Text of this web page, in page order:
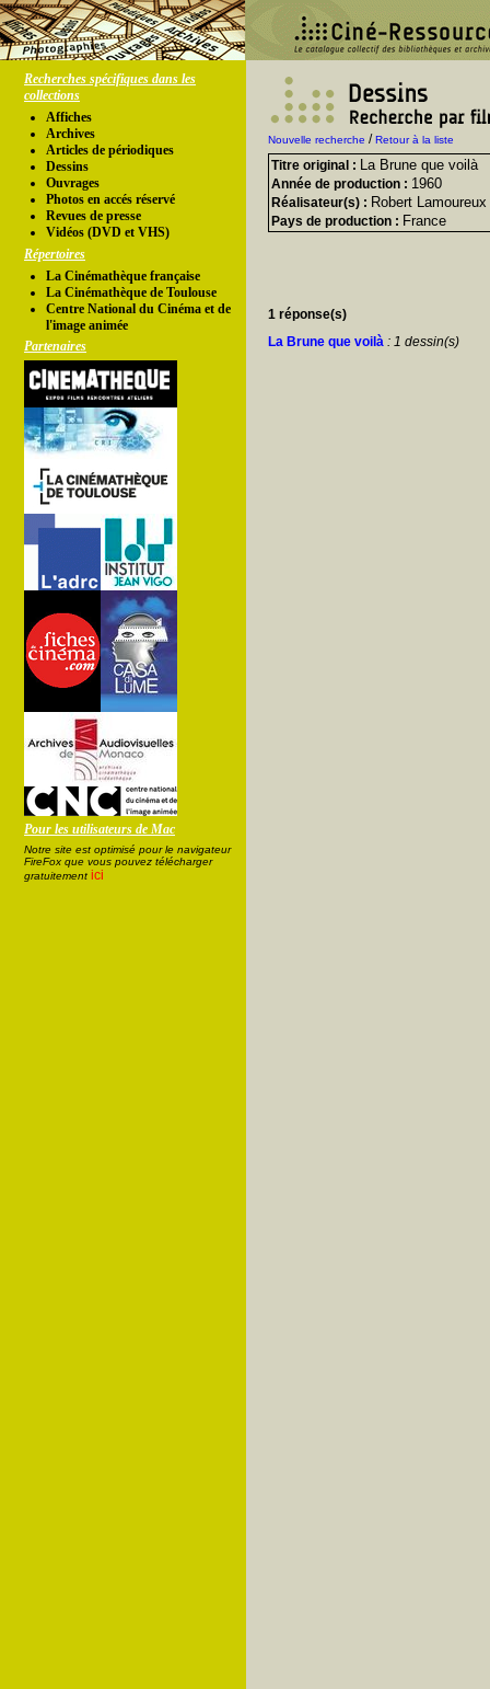
Recherches spécifiques dans les
collections
Affiches
Archives
Articles de périodiques
Dessins
Ouvrages
Photos en accés réservé
Revues de presse
Vidéos (DVD et VHS)
Répertoires
La Cinémathèque française
La Cinémathèque de Toulouse
Centre National du Cinéma et de
l'image animée
Partenaires
Pour les utilisateurs de Mac
Notre site est optimisé pour le navigateur
FireFox que vous pouvez télécharger
gratuitement ici
Nouvelle recherche /Retour à la liste
Titre original : La Brune que voilà
Année de production : 1960
Réalisateur(s) : Robert Lamoureux
Pays de production : France
1 réponse(s)
La Brune que voilà : 1 dessin(s)